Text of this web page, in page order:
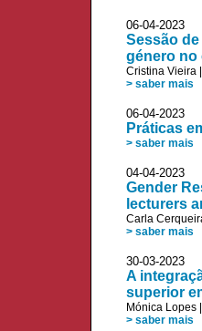
06-04-
Sessão
género no
Cristina Vieira
> saber mais
06-04-
Práticas
> saber mais
04-04-
Gender
lecturers
Carla
> saber mais
30-03-
A
superior
Mónica Lopes
> saber mais